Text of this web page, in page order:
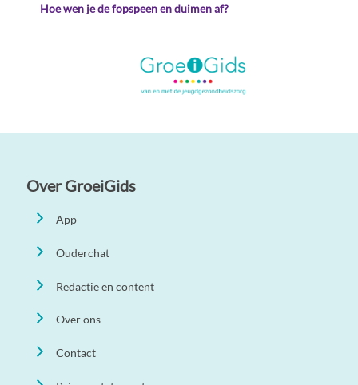
Hoe wen je de fopspeen en duimen af?
Over GroeiGids
App
Ouderchat
Redactie en content
Over ons
Contact